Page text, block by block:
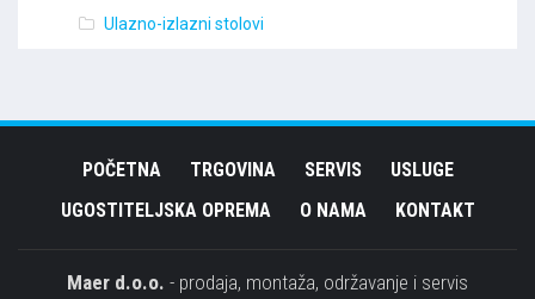
Ulazno-izlazni stolovi
POČETNA TRGOVINA SERVIS
USLUGE
UGOSTITELJSKA OPREMA
O NAMA KONTAKT
Maer d.o.o. - prodaja, montaža, održavanje i servis